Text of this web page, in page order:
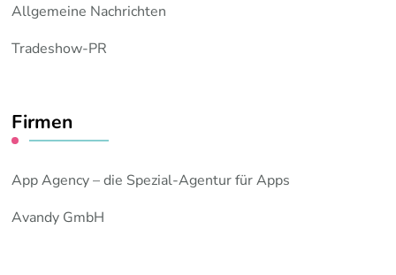
Allgemeine Nachrichten
Tradeshow-PR
Firmen
App Agency – die Spezial-Agentur für Apps
Avandy GmbH